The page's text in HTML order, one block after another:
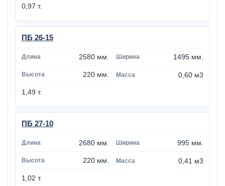
0,97 т.
ПБ 26-15
2580 мм. 1495 мм.
220 мм. 0,60 м3
1,49 т.
ПБ 27-10
2680 мм. 995 мм.
220 мм. 0,41 м3
1,02 т.